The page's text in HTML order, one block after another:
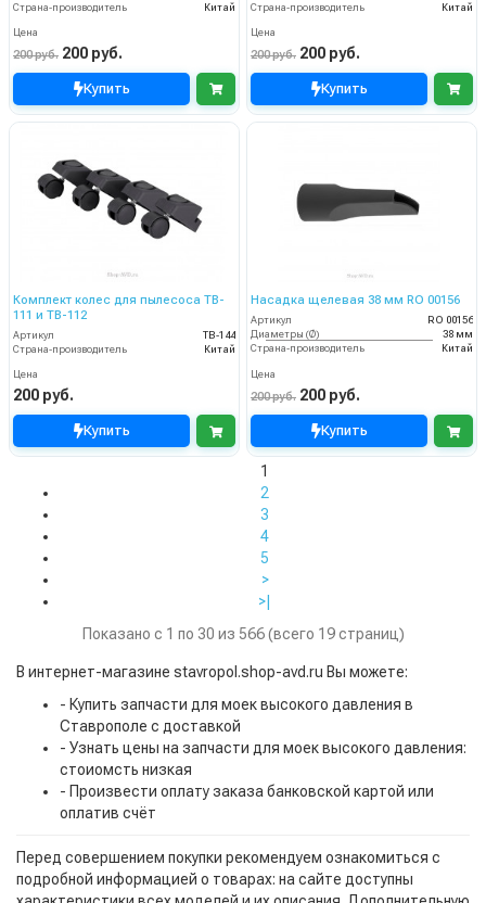
Страна-производитель
Китай
Цена
200 руб. 200 руб.
Купить
Страна-производитель
Китай
Цена
200 руб. 200 руб.
Купить
Комплект колес для пылесоса TB-
111 и TB-112
Артикул
TB-144
Страна-производитель
Китай
Цена
200 руб.
Купить
Насадка щелевая 38 мм RO 00156
Артикул
RO 00156
Диаметры (Ø)
38 мм
Страна-производитель
Китай
Цена
200 руб. 200 руб.
Купить
1
2
3
4
5
>
>|
Показано с 1 по 30 из 566 (всего 19 страниц)
В интернет-магазине stavropol.shop-avd.ru Вы можете:
- Купить запчасти для моек высокого давления в
Ставрополе с доставкой
- Узнать цены на запчасти для моек высокого давления:
стоиомсть низкая
- Произвести оплату заказа банковской картой или
оплатив счёт
Перед совершением покупки рекомендуем ознакомиться с
подробной информацией о товарах: на сайте доступны